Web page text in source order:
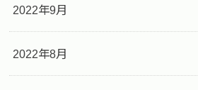
2022年9月
2022年8月